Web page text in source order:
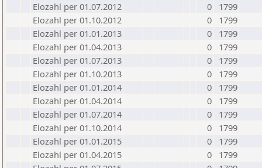
Elozahl per 01.07.2012
0
1799
Elozahl per 01.10.2012
0
1799
Elozahl per 01.01.2013
0
1799
Elozahl per 01.04.2013
0
1799
Elozahl per 01.07.2013
0
1799
Elozahl per 01.10.2013
0
1799
Elozahl per 01.01.2014
0
1799
Elozahl per 01.04.2014
0
1799
Elozahl per 01.07.2014
0
1799
Elozahl per 01.10.2014
0
1799
Elozahl per 01.01.2015
0
1799
Elozahl per 01.04.2015
0
1799